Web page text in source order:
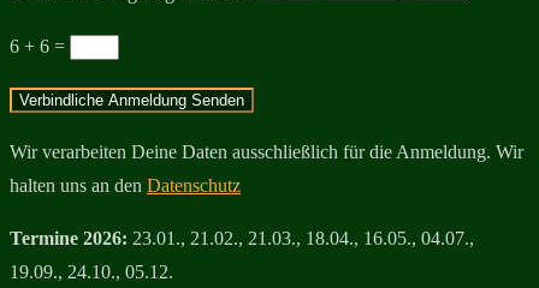
6 + 6 =
Verbindliche Anmeldung Senden
Wir verarbeiten Deine Daten ausschließlich für die Anmeldung. Wir
halten uns an den Datenschutz
Termine 2026: 23.01., 21.02., 21.03., 18.04., 16.05., 04.07.,
19.09., 24.10., 05.12.